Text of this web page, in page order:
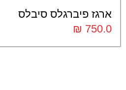
ארגז פיברגלס סיבלס
₪ 750.0